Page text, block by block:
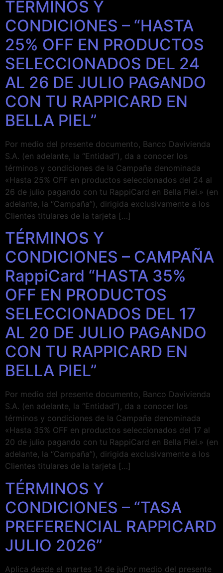
TÉRMINOS Y
CONDICIONES – “HASTA
25% OFF EN PRODUCTOS
SELECCIONADOS DEL 24
AL 26 DE JULIO PAGANDO
CON TU RAPPICARD EN
BELLA PIEL”
Por medio del presente documento, Banco Davivienda
S.A. (en adelante, la “Entidad”), da a conocer los
términos y condiciones de la Campaña denominada
«Hasta 25% OFF en productos seleccionados del 24 al
26 de julio pagando con tu RappiCard en Bella Piel.» (en
adelante, la “Campaña”), dirigida exclusivamente a los
Clientes titulares de la tarjeta […]
TÉRMINOS Y
CONDICIONES – CAMPAÑA
RappiCard “HASTA 35%
OFF EN PRODUCTOS
SELECCIONADOS DEL 17
AL 20 DE JULIO PAGANDO
CON TU RAPPICARD EN
BELLA PIEL”
Por medio del presente documento, Banco Davivienda
S.A. (en adelante, la “Entidad”), da a conocer los
términos y condiciones de la Campaña denominada
«Hasta 35% OFF en productos seleccionados del 17 al
20 de julio pagando con tu RappiCard en Bella Piel.» (en
adelante, la “Campaña”), dirigida exclusivamente a los
Clientes titulares de la tarjeta […]
TÉRMINOS Y
CONDICIONES – “TASA
PREFERENCIAL RAPPICARD
JULIO 2026”
Aplica desde el martes 14 de juPor medio del presente